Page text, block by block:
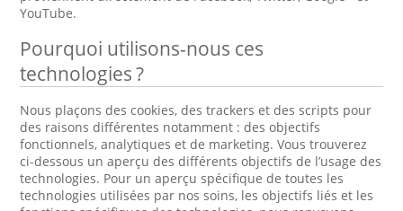
YouTube.
Pourquoi utilisons-nous ces
technologies ?
Nous plaçons des cookies, des trackers et des scripts pour
des raisons différentes notamment : des objectifs
fonctionnels, analytiques et de marketing. Vous trouverez
ci-dessous un aperçu des différents objectifs de l’usage des
technologies. Pour un aperçu spécifique de toutes les
technologies utilisées par nos soins, les objectifs liés et les